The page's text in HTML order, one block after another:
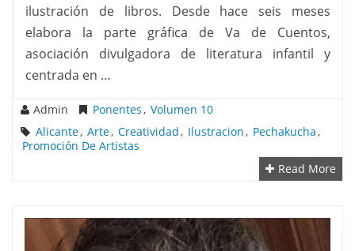
ilustración de libros. Desde hace seis meses
elabora la parte gráfica de Va de Cuentos,
asociación divulgadora de literatura infantil y
centrada en …
Admin Ponentes, Volumen 10
Alicante, Arte, Creatividad, Ilustracion, Pechakucha,
Promoción De Artistas
Read More